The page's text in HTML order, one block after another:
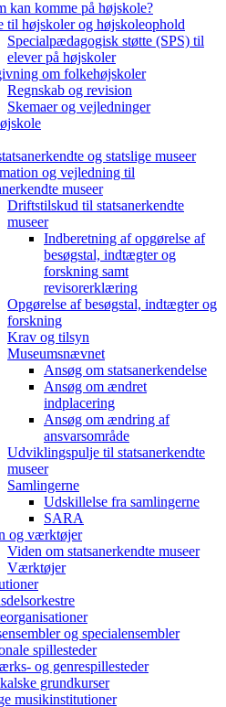
kan komme på højskole?
til højskoler og højskoleophold
Specialpædagogisk støtte (SPS) til
elever på højskoler
om folkehøjskoler
Regnskab og revision
Skemaer og vejledninger
og statslige museer
og vejledning til
museer
Driftstilskud til statsanerkendte
museer
Indberetning af opgørelse af
besøgstal, indtægter og
forskning samt
revisorerklæring
Opgørelse af besøgstal, indtægter og
forskning
Krav og tilsyn
Museumsnævnet
Ansøg om statsanerkendelse
Ansøg om ændret
indplacering
Ansøg om ændring af
ansvarsområde
Udviklingspulje til statsanerkendte
museer
Samlingerne
Udskillelse fra samlingerne
SARA
og værktøjer
Viden om statsanerkendte museer
Værktøjer
og specialensembler
spillesteder
og genrespillesteder
grundkurser
musikinstitutioner